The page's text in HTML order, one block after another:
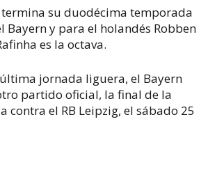
termina su duodécima temporada
Bayern y para el holandés Robben
es la octava.
jornada liguera, el Bayern
partido oficial, la final de la
contra el RB Leipzig, el sábado 25